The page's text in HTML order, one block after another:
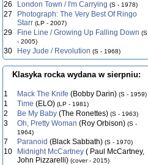
26 London Town / I'm Carrying (S - 1978)
27
Photograph: The Very Best Of Ringo
Starr (LP - 2007)
29 Fine Line / Growing Up Falling Down (S
- 2005)
30 Hey Jude / Revolution (S - 1968)
Klasyka rocka wydana w sierpniu:
1 Mack The Knife (Bobby Darin) (S - 1959)
1 Time (ELO) (LP - 1981)
2 Be My Baby (The Ronettes) (S - 1963)
3 Oh, Pretty Woman (Roy Orbison) (S -
1964)
7 Paranoid (Black Sabbath) (S - 1970)
10 Midnight McCartney ( Paul McCartney,
John Pizzarelli) (cover - 2015)